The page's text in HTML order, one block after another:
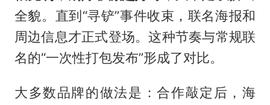
全貌。直到“寻铲”事件收束，联名海报和
周边信息才正式登场。这种节奏与常规联
名的“一次性打包发布”形成了对比。
大多数品牌的做法是：合作敲定后，海